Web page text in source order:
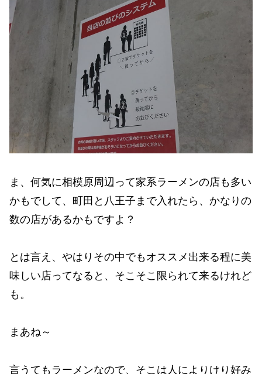
ま、何気に相模原周辺って家系ラーメンの店も多い
かもでして、町田と八王子まで入れたら、かなりの
数の店があるかもですよ？
とは言え、やはりその中でもオススメ出来る程に美
味しい店ってなると、そこそこ限られて来るけれど
も。
まあね～
言うてもラーメンなので、そこは人によりけり好み